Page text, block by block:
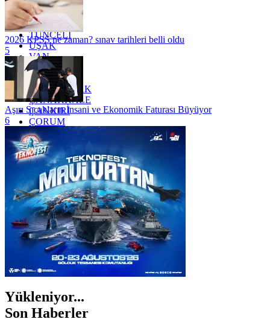
TOKAT
TRABZON
TUNCELİ
UŞAK
VAN
YALOVA
YOZGAT
ZONGULDAK
ÇANAKKALE
ÇANKIRI
ÇORUM
İSTANBUL
İZMİR
ŞANLIURFA
ŞIRNAK
2026 KPSS ne zaman? sınav tarihleri belli oldu
5
Aşırı Sıcakların İnsani ve Ekonomik Faturası Büyüyor
6
Yükleniyor...
Son Haberler